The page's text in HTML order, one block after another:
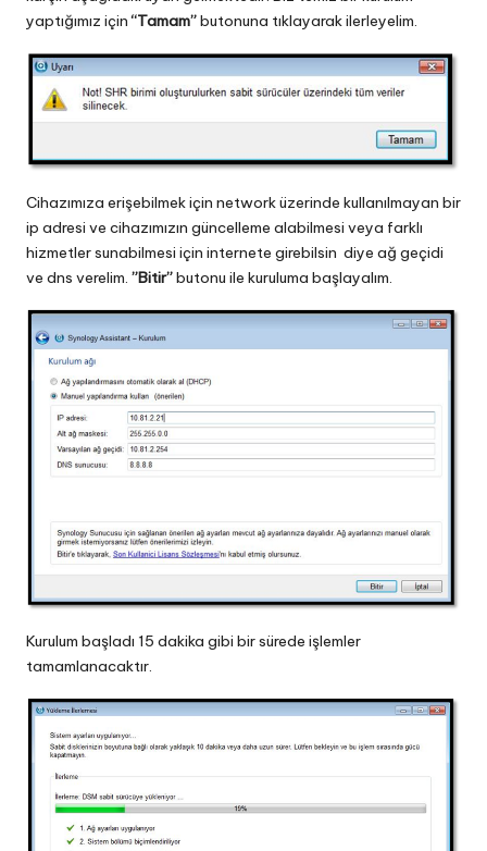
yaptığımız için“Tamam”butonuna tıklayarak ilerleyelim.
Cihazımıza erişebilmek için network üzerinde kullanılmayan bir
ip adresi ve cihazımızın güncelleme alabilmesi veya farklı
hizmetler sunabilmesi için internete girebilsin diye ağ geçidi
ve dns verelim. ”Bitir”butonu ile kuruluma başlayalım.
Kurulum başladı 15 dakika gibi bir sürede işlemler
tamamlanacaktır.